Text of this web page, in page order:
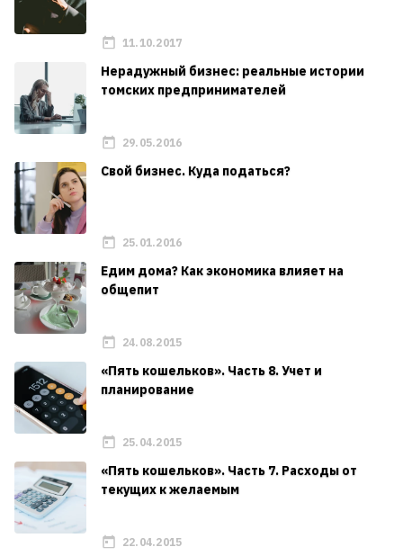
11.10.2017
Нерадужный бизнес: реальные истории
томских предпринимателей
29.05.2016
Свой бизнес. Куда податься?
25.01.2016
Едим дома? Как экономика влияет на
общепит
24.08.2015
«Пять кошельков». Часть 8. Учет и
планирование
25.04.2015
«Пять кошельков». Часть 7. Расходы от
текущих к желаемым
22.04.2015